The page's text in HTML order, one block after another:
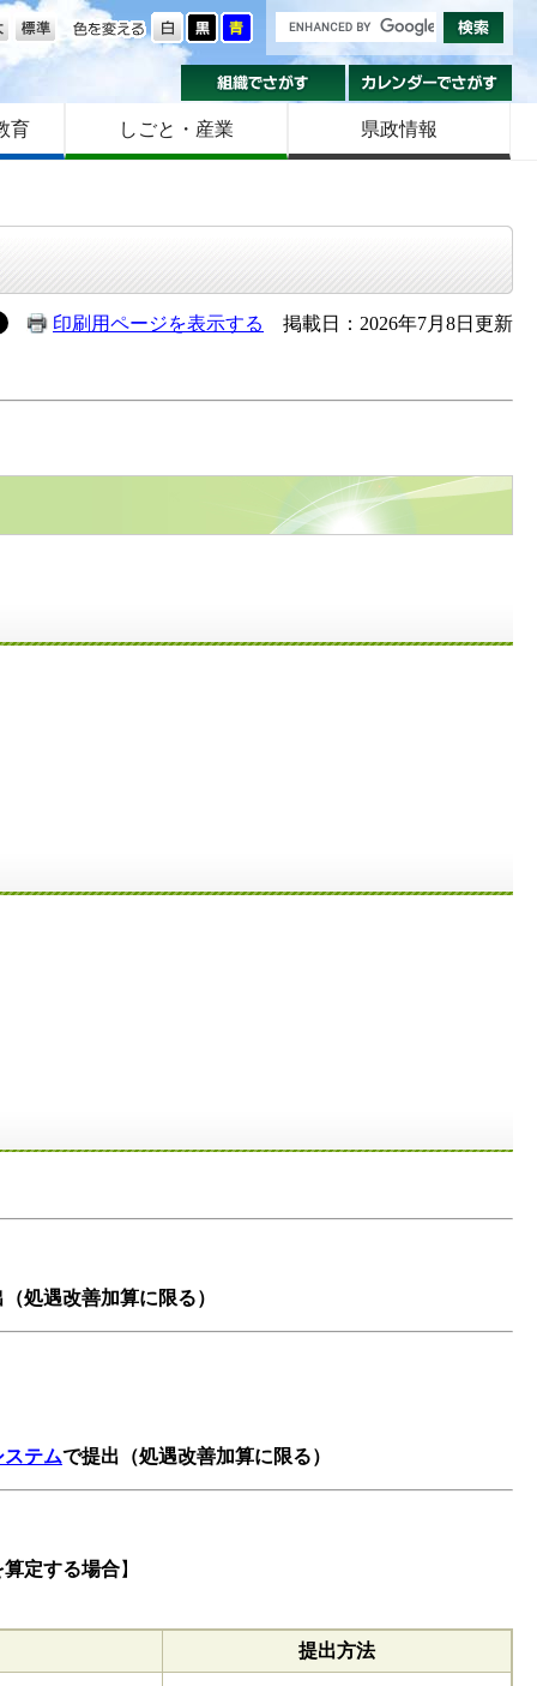
色を変える
大きさ
組織でさがす
育 しごと・産業 県政情報
印刷用ページを表示する 掲載日：2026年7月8日更新
処遇改善加算に限る）
テムで提出（処遇改善加算に限る）
定する場合】
提出方法